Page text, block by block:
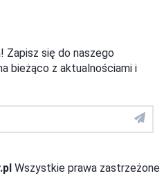
Zapisz się do naszego
bieżąco z aktualnościami i
Wszystkie prawa zastrzeżone